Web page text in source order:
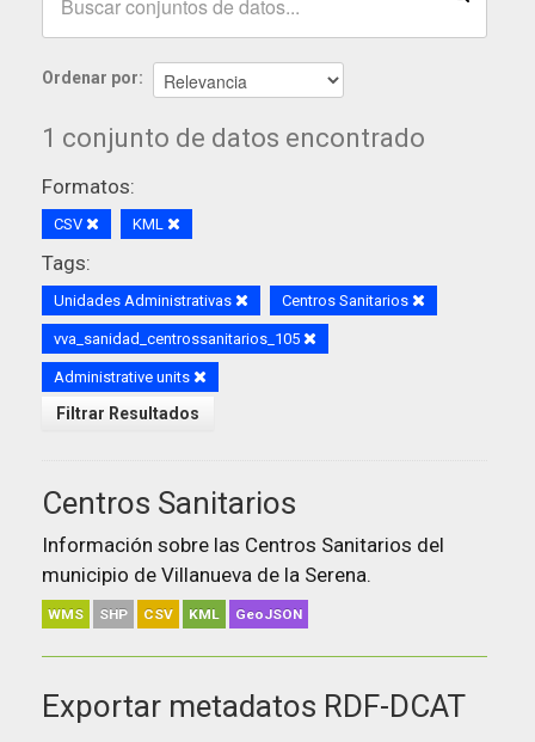
Ordenar por
1 conjunto de datos encontrado
Formatos:
CSV KML
Tags:
Unidades Administrativas Centros Sanitarios
vva_sanidad_centrossanitarios_105
Administrative units
Filtrar Resultados
Centros Sanitarios
Información sobre las Centros Sanitarios del
municipio de Villanueva de la Serena.
WMS SHP CSV KML GeoJSON
Exportar metadatos RDF-DCAT